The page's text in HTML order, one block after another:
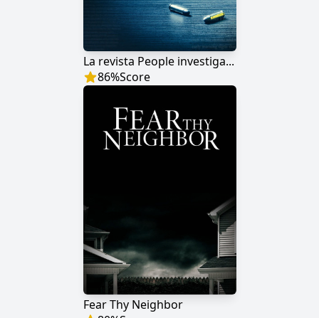
La revista People investiga...
86%Score
Fear Thy Neighbor